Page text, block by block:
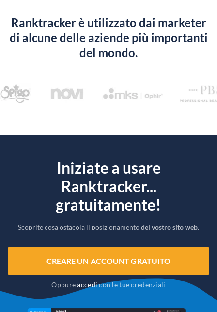
Ranktracker è utilizzato dai marketer
di alcune delle aziende più importanti
del mondo.
Iniziate a usare
Ranktracker...
gratuitamente!
Scoprite cosa ostacola il posizionamentodel vostro sito web.
CREARE UN ACCOUNT GRATUITO
Oppureaccedicon le tue credenziali